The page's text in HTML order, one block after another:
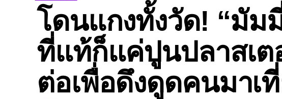
โดนแกงทั้งวัด! “มัม
ที่แท้ก็แค่ปูนปลาสเต
ต่อเพื่อดึงดูดคนมาเ